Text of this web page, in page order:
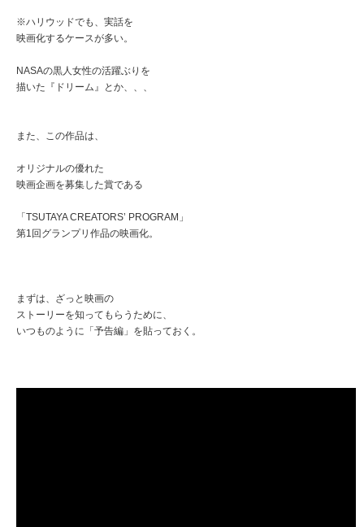
※ハリウッドでも、実話を
映画化するケースが多い。
NASAの黒人女性の活躍ぶりを
描いた『ドリーム』とか、、、
また、この作品は、
オリジナルの優れた
映画企画を募集した賞である
「TSUTAYA CREATORS’ PROGRAM」
第1回グランプリ作品の映画化。
まずは、ざっと映画の
ストーリーを知ってもらうために、
いつものように「予告編」を貼っておく。